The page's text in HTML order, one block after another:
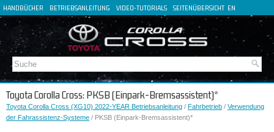
HANDBÜCHER BETRIEBSANLEITUNG VIDEO-TUTORIALS SEITENÜBERSICHT EN
FR
IT
Toyota Corolla Cross: PKSB (Einpark-Bremsassistent)*
Toyota Corolla Cross (XG10) 2022-YEAR Betriebsanleitung / Fahrbetrieb / Verwendung
der Fahrassistenz-Systeme / PKSB (Einpark-Bremsassistent)*